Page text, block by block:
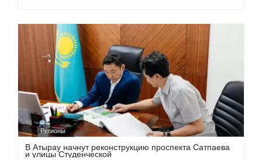
Регионы
В Атырау начнут реконструкцию проспекта Сатпаева
и улицы Студенческой